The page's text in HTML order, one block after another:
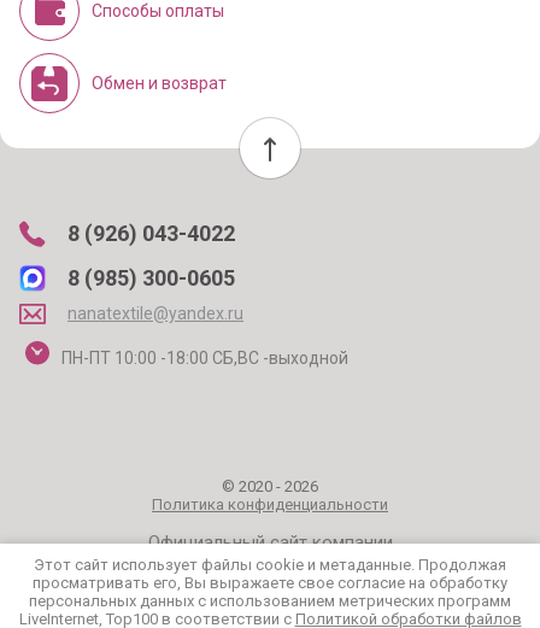
Способы оплаты
Обмен и возврат
8 (926) 043-4022
8 (985) 300-0605
nanatextile@yandex.ru
ПН-ПТ 10:00 -18:00 СБ,ВС -выходной
© 2020 - 2026
Политика конфиденциальности
Официальный сайт компании
Этот сайт использует файлы cookie и метаданные. Продолжая
просматривать его, Вы выражаете свое согласие на обработку
персональных данных с использованием метрических программ
LiveInternet, Top100 в соответствии с Политикой обработки файлов